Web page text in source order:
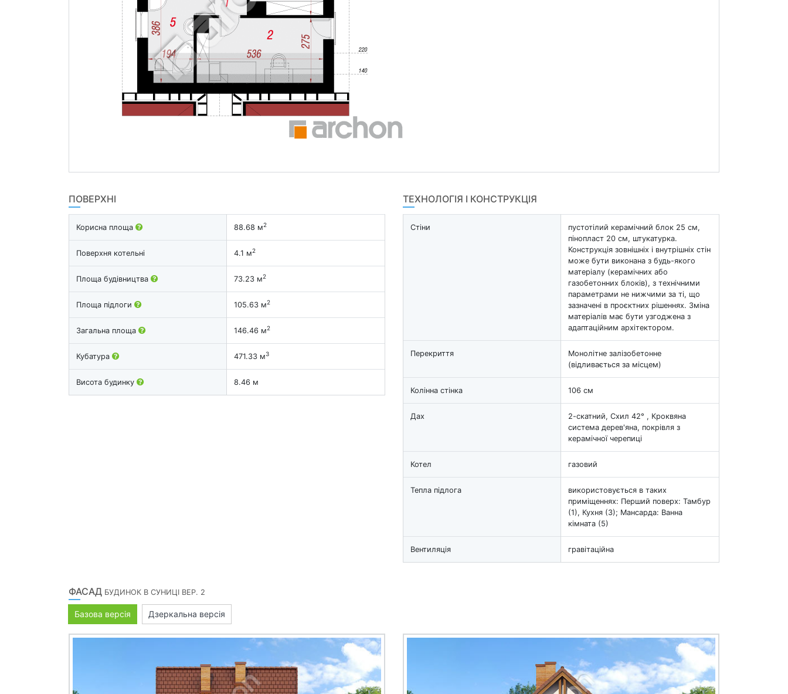
ПОВЕРХНІ
Корисна площа 88.68 м2
Поверхня котельні 4.1 м2
Площа будівництва 73.23 м2
Площа підлоги 105.63 м2
Загальна площа 146.46 м2
Кубатура 471.33 м3
Висота будинку 8.46 м
ТЕХНОЛОГІЯ І КОНСТРУКЦІЯ
Стіни
пустотілий керамічний блок 25 см,
пінопласт 20 см, штукатурка.
Конструкція зовнішніх і внутрішніх стін
може бути виконана з будь-якого
матеріалу (керамічних або
газобетонних блоків), з технічними
параметрами не нижчими за ті, що
зазначені в проєктних рішеннях. Зміна
матеріалів має бути узгоджена з
адаптаційним архітектором.
Перекриття
Монолітне залізобетонне
(відливається за місцем)
Колінна стінка 106 см
Дах
2-скатний, Схил 42° , Кроквяна
система дерев'яна, покрівля з
керамічної черепиці
Котел газовий
Тепла підлога
використовується в таких
приміщеннях: Перший поверх: Тамбур
(1), Кухня (3); Мансарда: Ванна
кімната (5)
Вентиляція гравітаційна
ФАСАД БУДИНОК В СУНИЦІ ВЕР. 2
Базова версія Дзеркальна версія